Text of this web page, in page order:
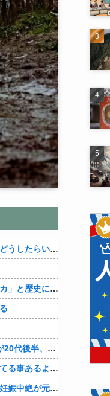
アメリカが朝鮮戦争で勝つにはどうしたらいいのか？
織田信雄って、「織田信雄はバカ」と歴史に書かれているが今まで家が残っているんでバカではないよな？
まだ3ヶ月経ってないけど、私が20代後半、彼がぎりで40代前半でＷ不倫中。計画している彼との二泊三日の旅行、早く行けるといいな♪
室内猫ってよくこんな感じで寝てる事あるよね。【再】
離婚後、育児放棄と既婚者との妊娠中絶が元旦那にバレて、養育費の支払いが止まった… 私が正社員で働くまで止めると言われてるけど、女として生きたいの。